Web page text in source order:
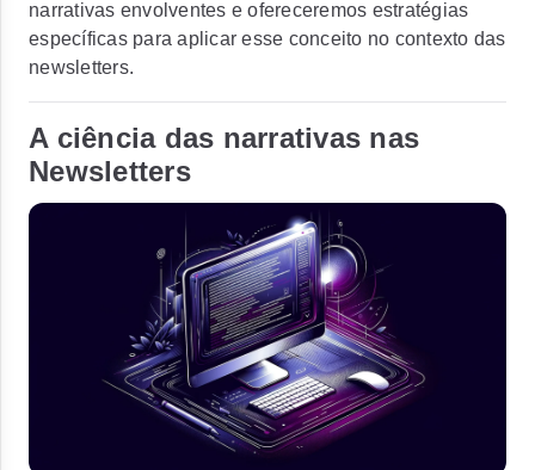
narrativas envolventes e ofereceremos estratégias
específicas para aplicar esse conceito no contexto das
newsletters.
A ciência das narrativas nas
Newsletters